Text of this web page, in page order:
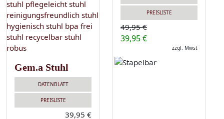
Gem.a Stuhl
DATENBLATT
PREISLISTE
39,95 €
PREISLISTE
49,95 €
39,95 €
zzgl. Mwst